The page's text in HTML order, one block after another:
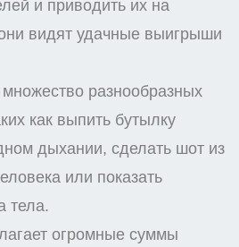
и приводить их на
видят удачные выигрыши
разнообразных
как выпить бутылку
дыхании, сделать шот из
или показать
тела.
огромные суммы